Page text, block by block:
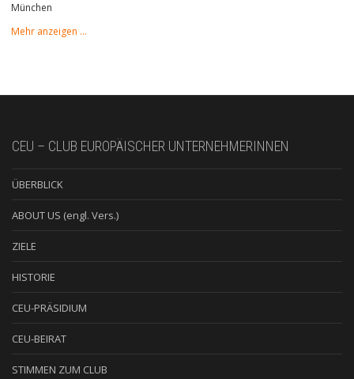
München
Mehr anzeigen …
CEU – CLUB EUROPÄISCHER UNTERNEHMERINNEN
ÜBERBLICK
ABOUT US (engl. Vers.)
ZIELE
HISTORIE
CEU-PRÄSIDIUM
CEU-BEIRAT
STIMMEN ZUM CLUB